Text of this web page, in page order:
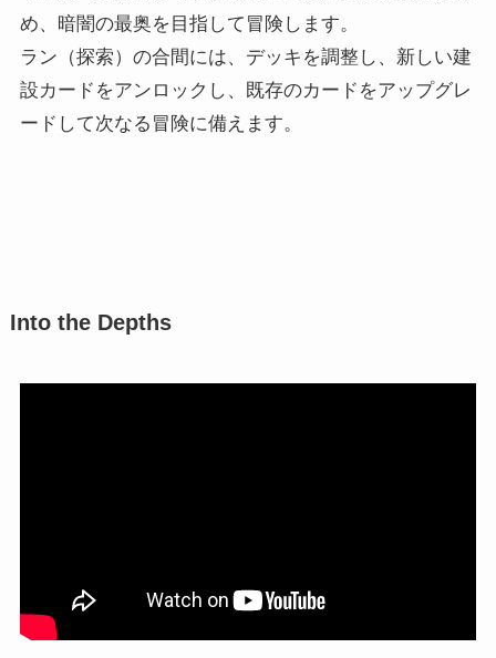
め、暗闇の最奥を目指して冒険します。
ラン（探索）の合間には、デッキを調整し、新しい建
設カードをアンロックし、既存のカードをアップグレ
ードして次なる冒険に備えます。
Into the Depths